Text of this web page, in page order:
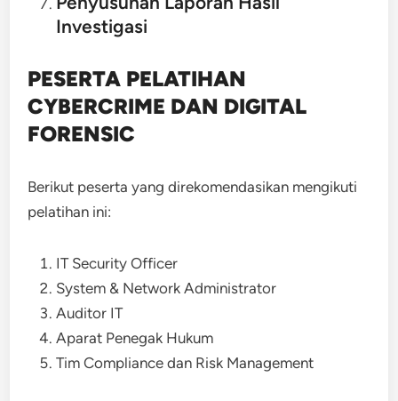
Investigasi
PESERTA PELATIHAN
CYBERCRIME DAN DIGITAL
FORENSIC
Berikut peserta yang direkomendasikan mengikuti
pelatihan ini:
IT Security Officer
System & Network Administrator
Auditor IT
Aparat Penegak Hukum
Tim Compliance dan Risk Management